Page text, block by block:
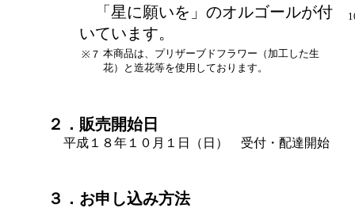
「星に願いを」のオルゴールが付
いています。
※７ 本商品は、プリザーブドフラワー（加工した生
花）と造花等を使用しております。
２．販売開始日
平成１８年１０月１日（日） 受付・配達開始
３．お申し込み方法